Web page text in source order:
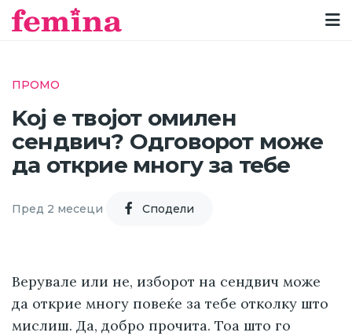
ПРОМО
Kој е твојот омилен
сендвич? Oдговорот може
да открие многу за тебе
Пред 2 месеци Cподели
Верувале или не, изборот на сендвич може
да открие многу повеќе за тебе отколку што
мислиш. Да, добро прочита. Тоа што го